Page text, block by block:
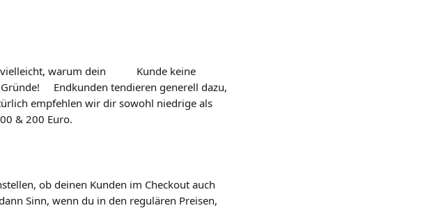
warum dein           Kunde keine
Endkunden tendieren generell dazu,
empfehlen wir dir sowohl niedrige als
& 200 Euro.
ob deinen Kunden im Checkout auch
Sinn, wenn du in den regulären Preisen,